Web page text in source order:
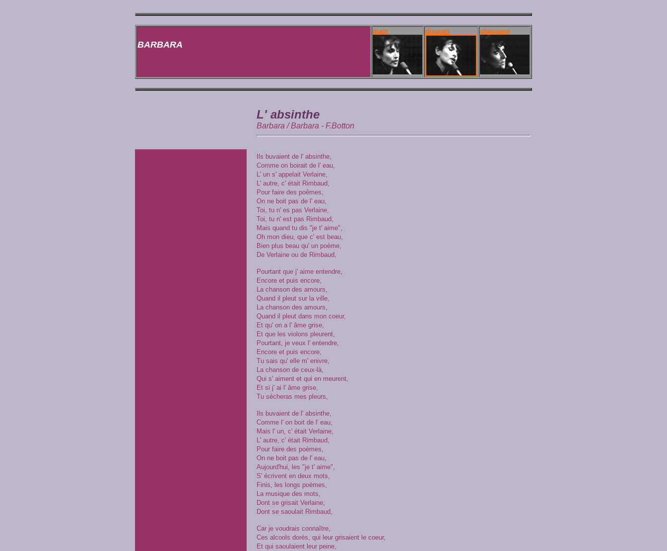
BARBARA
main disques chansons
L' absinthe
Barbara / Barbara - F.Botton
Ils buvaient de l' absinthe,
Comme on boirait de l' eau,
L' un s' appelait Verlaine,
L' autre, c' était Rimbaud,
Pour faire des poêmes,
On ne boit pas de l' eau,
Toi, tu n' es pas Verlaine,
Toi, tu n' est pas Rimbaud,
Mais quand tu dis "je t' aime",
Oh mon dieu, que c' est beau,
Bien plus beau qu' un poème,
De Verlaine ou de Rimbaud,
Pourtant que j' aime entendre,
Encore et puis encore,
La chanson des amours,
Quand il pleut sur la ville,
La chanson des amours,
Quand il pleut dans mon coeur,
Et qu' on a l' âme grise,
Et que les violons pleurent,
Pourtant, je veux l' entendre,
Encore et puis encore,
Tu sais qu' elle m' enivre,
La chanson de ceux-là,
Qui s' aiment et qui en meurent,
Et si j' ai l' âme grise,
Tu sécheras mes pleurs,
Ils buvaient de l' absinthe,
Comme l' on boit de l' eau,
Mais l' un, c' était Verlaine,
L' autre, c' était Rimbaud,
Pour faire des poèmes,
On ne boit pas de l' eau,
Aujourd'hui, les "je t' aime",
S' écrivent en deux mots,
Finis, les longs poèmes,
La musique des mots,
Dont se grisait Verlaine,
Dont se saoulait Rimbaud,
Car je voudrais connaître,
Ces alcools dorés, qui leur grisaient le coeur,
Et qui saoulaient leur peine,